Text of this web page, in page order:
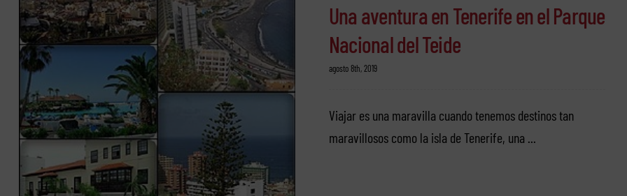
Una aventura en Tenerife en el Parque
Nacional del Teide
agosto 8th, 2019
Viajar es una maravilla cuando tenemos destinos tan
maravillosos como la isla de Tenerife, una ...